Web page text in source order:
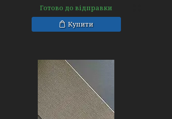
Готово до відправки
Купити